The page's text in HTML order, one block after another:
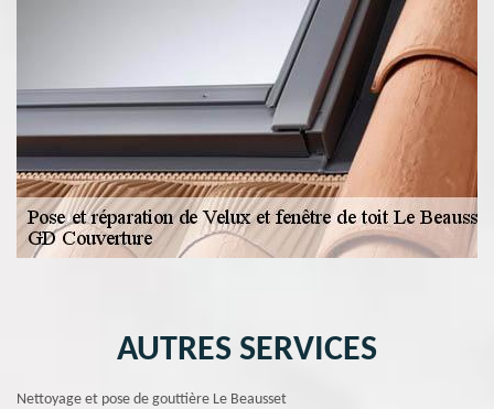
AUTRES SERVICES
Nettoyage et pose de gouttière Le Beausset